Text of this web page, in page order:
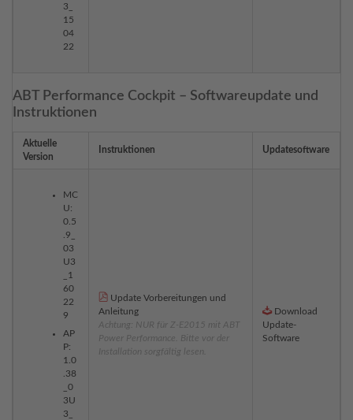
3_
15
04
22
ABT Performance Cockpit – Softwareupdate und
Instruktionen
Aktuelle
Version
Instruktionen Updatesoftware
MC
U:
0.5
.9_
03
U3
_1
60
22
9
AP
P:
1.0
.38
_0
3U
3_
Update Vorbereitungen und
Anleitung
Achtung: NUR für Z-E2015 mit ABT
Power Performance. Bitte vor der
Installation sorgfältig lesen.
Download
Update-
Software